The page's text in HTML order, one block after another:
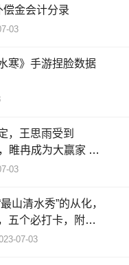
偿金会计分录
03
寒》手游捏脸数据
，王思雨受到
睢冉成为大赢家 天
03
山清水秀”的从化，
五个必打卡，附攻
07-03